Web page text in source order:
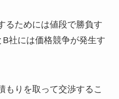
るためには値段で勝負す
社には価格競争が発生す
もりを取って交渉するこ